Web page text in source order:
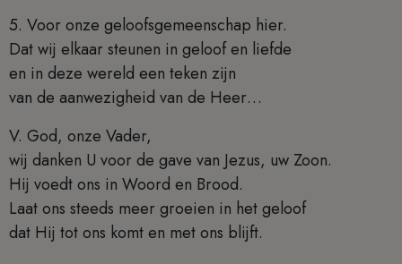
5. Voor onze geloofsgemeenschap hier.
Dat wij elkaar steunen in geloof en liefde
en in deze wereld een teken zijn
van de aanwezigheid van de Heer…
V. God, onze Vader,
wij danken U voor de gave van Jezus, uw Zoon.
Hij voedt ons in Woord en Brood.
Laat ons steeds meer groeien in het geloof
dat Hij tot ons komt en met ons blijft.